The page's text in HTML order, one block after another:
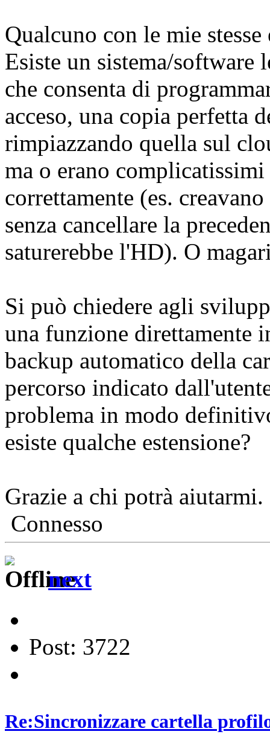
Qualcuno con le mie
Esiste un sistema/software
che consenta di
acceso, una copia perfetta
rimpiazzando quella sul
ma o erano
correttamente (es.
senza cancellare la
saturerebbe l'HD). O
Si può chiedere agli
una funzione direttamente
backup automatico della
percorso indicato
problema in modo
esiste qualche estensione?
Grazie a chi potrà aiutarmi.
Connesso
next
Post: 3722
Re:Sincronizzare cartella